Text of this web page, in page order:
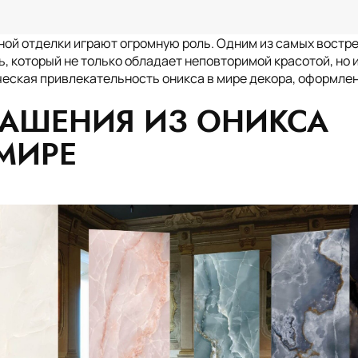
Услуги Мрамор Гранит Оникс
Премиум Карьера Замерщик
Россия США Куба
отделки играют огромную роль. Одним из самых
который не только обладает неповторимой красотой, но
привлекательность оникса в мире декора,
ИЗ ОНИКСА